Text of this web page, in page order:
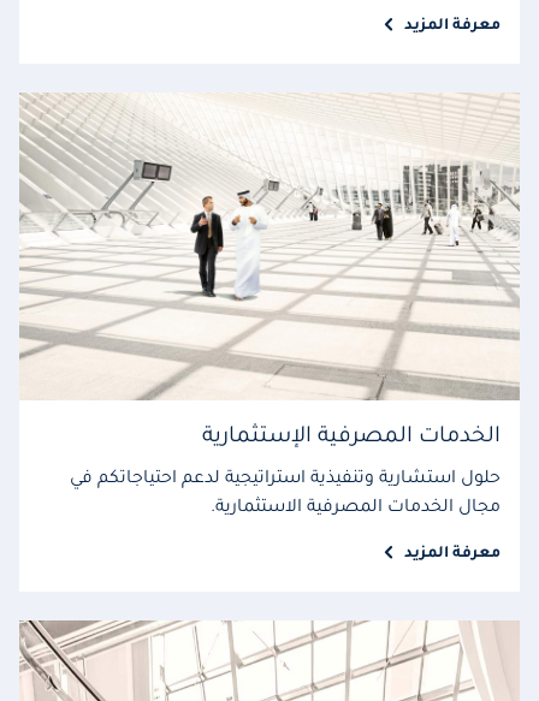
معرفة المزيد
الخدمات المصرفية الإستثمارية
حلول استشارية وتنفيذية استراتيجية لدعم احتياجاتكم في
مجال الخدمات المصرفية الاستثمارية.
معرفة المزيد